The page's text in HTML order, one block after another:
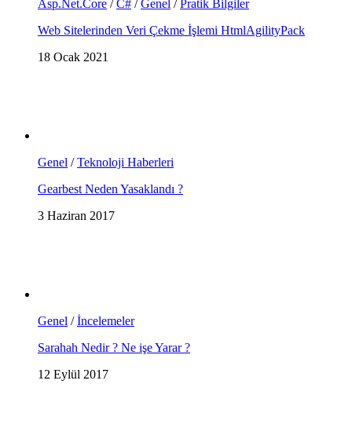
Asp.Net.Core /C# /Genel /Pratik Bilgiler
Web Sitelerinden Veri Çekme İşlemi HtmlAgilityPack
18 Ocak 2021
Genel /Teknoloji Haberleri
Gearbest Neden Yasaklandı ?
3 Haziran 2017
Genel /İncelemeler
Sarahah Nedir ? Ne işe Yarar ?
12 Eylül 2017